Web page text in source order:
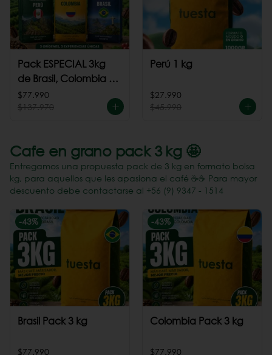
Pack ESPECIAL 3kg
de Brasil, Colombia +
Perú
$77.990
$137.970
Perú 1 kg
$27.990
$45.990
Cafe en grano pack 3 kg 🤩
Entregamos una propuesta pack de 3 kg en formato bolsa
kg, para aquellos que les apasiona el café ☕️☕️ Para mayor
descuento debe contactarse al +56 (9) 9347 - 1514
-43%
Brasil Pack 3 kg
$77.990
-43%
Colombia Pack 3 kg
$77.990